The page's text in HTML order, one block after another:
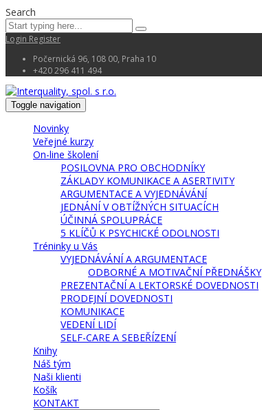
Search
Login Register
Počernická 96, 108 00, Praha 10
+420 296 411 494
Toggle navigation
Novinky
Veřejné kurzy
On-line školení
POSILOVNA PRO OBCHODNÍKY
ZÁKLADY KOMUNIKACE A ASERTIVITY
ARGUMENTACE A VYJEDNÁVÁNÍ
JEDNÁNÍ V OBTÍŽNÝCH SITUACÍCH
ÚČINNÁ SPOLUPRÁCE
5 KLÍČŮ K PSYCHICKÉ ODOLNOSTI
Tréninky u Vás
VYJEDNÁVÁNÍ A ARGUMENTACE
ODBORNÉ A MOTIVAČNÍ PŘEDNÁŠKY
PREZENTAČNÍ A LEKTORSKÉ DOVEDNOSTI
PRODEJNÍ DOVEDNOSTI
KOMUNIKACE
VEDENÍ LIDÍ
SELF-CARE A SEBEŘÍZENÍ
Knihy
Náš tým
Naši klienti
Košík
KONTAKT